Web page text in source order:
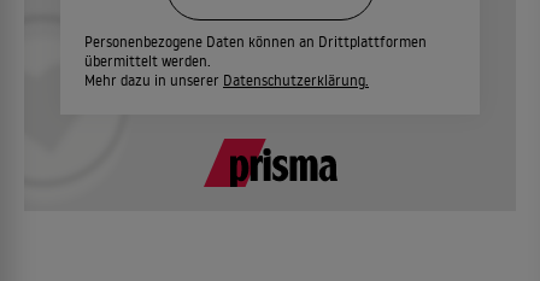
Personenbezogene Daten können an Drittplattformen
übermittelt werden.
Mehr dazu in unserer Datenschutzerklärung.